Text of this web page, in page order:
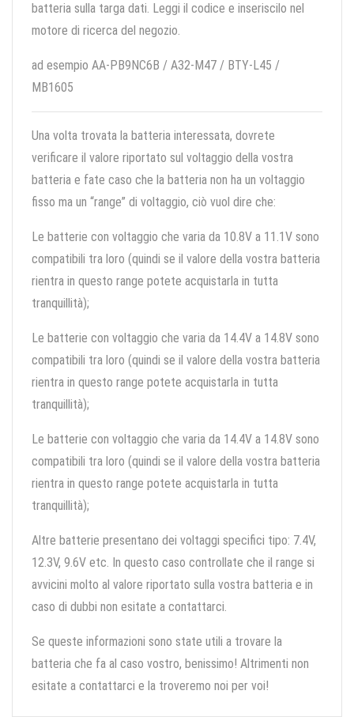
batteria sulla targa dati. Leggi il codice e inseriscilo nel
motore di ricerca del negozio.
ad esempio AA-PB9NC6B / A32-M47 / BTY-L45 /
MB1605
Una volta trovata la batteria interessata, dovrete
verificare il valore riportato sul voltaggio della vostra
batteria e fate caso che la batteria non ha un voltaggio
fisso ma un “range” di voltaggio, ciò vuol dire che:
Le batterie con voltaggio che varia da 10.8V a 11.1V sono
compatibili tra loro (quindi se il valore della vostra batteria
rientra in questo range potete acquistarla in tutta
tranquillità);
Le batterie con voltaggio che varia da 14.4V a 14.8V sono
compatibili tra loro (quindi se il valore della vostra batteria
rientra in questo range potete acquistarla in tutta
tranquillità);
Le batterie con voltaggio che varia da 14.4V a 14.8V sono
compatibili tra loro (quindi se il valore della vostra batteria
rientra in questo range potete acquistarla in tutta
tranquillità);
Altre batterie presentano dei voltaggi specifici tipo: 7.4V,
12.3V, 9.6V etc. In questo caso controllate che il range si
avvicini molto al valore riportato sulla vostra batteria e in
caso di dubbi non esitate a contattarci.
Se queste informazioni sono state utili a trovare la
batteria che fa al caso vostro, benissimo! Altrimenti non
esitate a contattarci e la troveremo noi per voi!